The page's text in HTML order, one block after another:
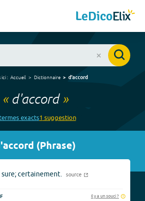
ici : Accueil Dictionnaire d'accord
« d'accord»
termesexacts1 suggestion
(Phrase)
certainement. source
Il y a un souci ?